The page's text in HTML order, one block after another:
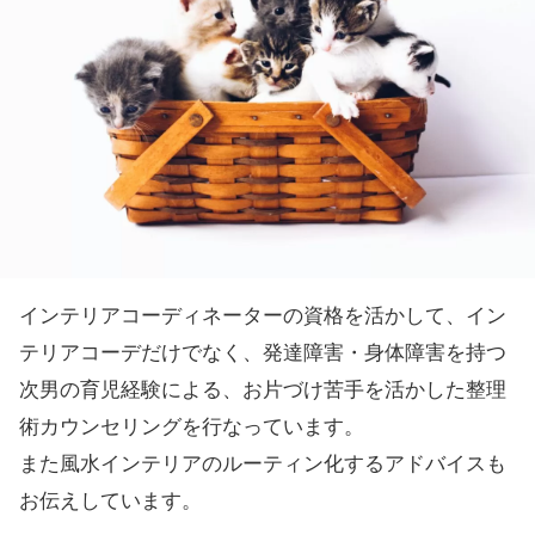
インテリアコーディネーターの資格を活かして、イン
テリアコーデだけでなく、発達障害・身体障害を持つ
次男の育児経験による、お片づけ苦手を活かした整理
術カウンセリングを行なっています。
また風水インテリアのルーティン化するアドバイスも
お伝えしています。